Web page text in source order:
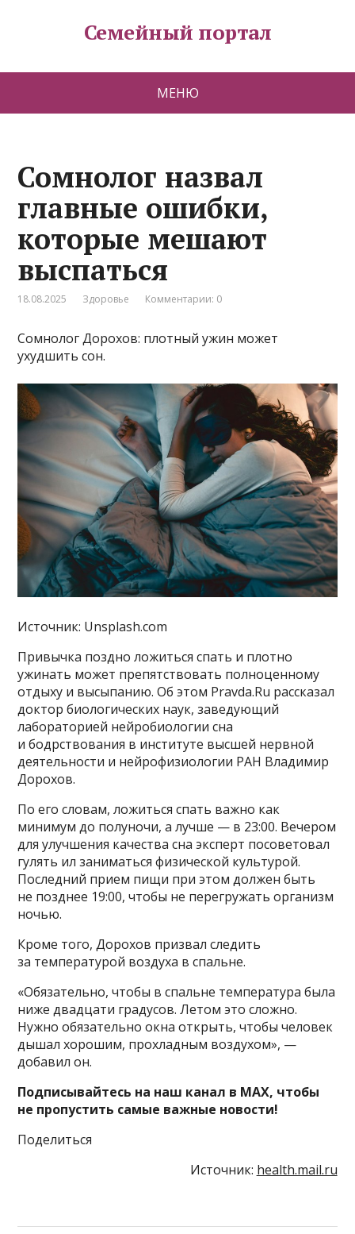
Семейный портал
МЕНЮ
Сомнолог назвал
главные ошибки,
которые мешают
выспаться
18.08.2025 Здоровье Комментарии: 0
Сомнолог Дорохов: плотный ужин может
ухудшить сон.
Источник: Unsplash.com
Привычка поздно ложиться спать и плотно
ужинать может препятствовать полноценному
отдыху и высыпанию. Об этом Pravda.Ru рассказал
доктор биологических наук, заведующий
лабораторией нейробиологии сна
и бодрствования в институте высшей нервной
деятельности и нейрофизиологии РАН Владимир
Дорохов.
По его словам, ложиться спать важно как
минимум до полуночи, а лучше — в 23:00. Вечером
для улучшения качества сна эксперт посоветовал
гулять ил заниматься физической культурой.
Последний прием пищи при этом должен быть
не позднее 19:00, чтобы не перегружать организм
ночью.
Кроме того, Дорохов призвал следить
за температурой воздуха в спальне.
«Обязательно, чтобы в спальне температура была
ниже двадцати градусов. Летом это сложно.
Нужно обязательно окна открыть, чтобы человек
дышал хорошим, прохладным воздухом», —
добавил он.
Подписывайтесь на наш канал в MAX, чтобы
не пропустить самые важные новости!
Поделиться
Источник: health.mail.ru